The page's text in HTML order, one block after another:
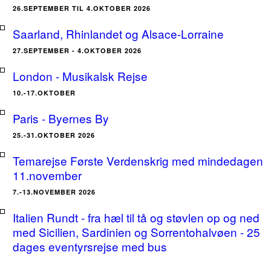
26.SEPTEMBER TIL 4.OKTOBER 2026
Saarland, Rhinlandet og Alsace-Lorraine
27.SEPTEMBER - 4.OKTOBER 2026
London - Musikalsk Rejse
10.-17.OKTOBER
Paris - Byernes By
25.-31.OKTOBER 2026
Temarejse Første Verdenskrig med mindedagen
11.november
7.-13.NOVEMBER 2026
Italien Rundt - fra hæl til tå og støvlen op og ned
med Sicilien, Sardinien og Sorrentohalvøen - 25
dages eventyrsrejse med bus